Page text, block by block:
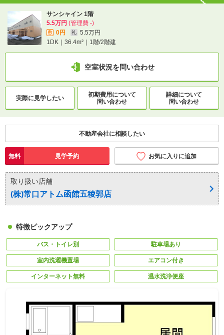
サンシャイン 1階
5.5万円 (管理費 -)
敷 0円 礼
5.5万円
1DK｜36.4m²｜1階/2階建
空室状況を問い合わせ
実際に見学したい
初期費用について
問い合わせ
詳細について
問い合わせ
不動産会社に相談したい
無料 見学予約 お気に入りに追加
取り扱い店舗
(株)常口アトム函館五稜郭店
特徴ピックアップ
バス・トイレ別 駐車場あり
室内洗濯機置場 エアコン付き
インターネット無料 温水洗浄便座